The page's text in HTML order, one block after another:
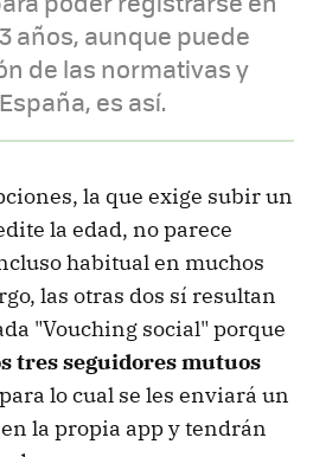
años, aunque puede
de las normativas y
es así.
la que exige subir un
la edad, no parece
habitual en muchos
las otras dos sí resultan
"Vouching social" porque
tres seguidores mutuos
lo cual se les enviará un
la propia app y tendrán